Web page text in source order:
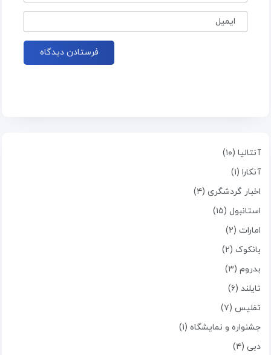
ایمیل
آنتالیا (۱۰)
آنکارا (۱)
اخبار گردشگری (۴)
استانبول (۱۵)
امارات (۲)
بانکوک (۲)
بدروم (۳)
تایلند (۶)
تفلیس (۷)
جشنواره و نمایشگاه (۱)
دبی (۴)